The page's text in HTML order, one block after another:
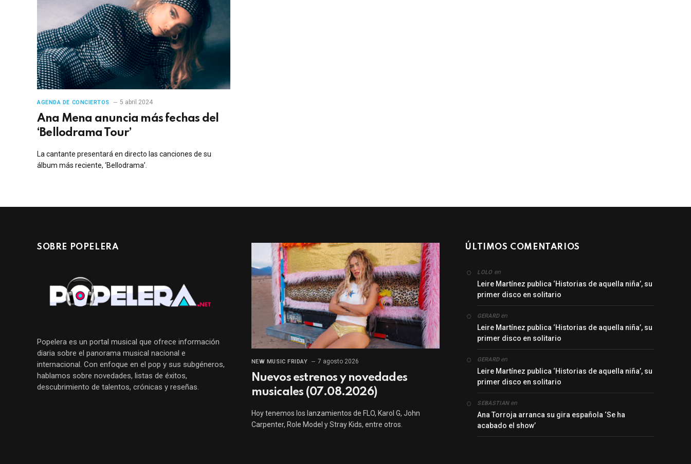
AGENDA DE CONCIERTOS 5 abril 2024
Ana Mena anuncia más fechas del
‘Bellodrama Tour’
La cantante presentará en directo las canciones de su
álbum más reciente, ‘Bellodrama’.
SOBRE POPELERA
Popelera es un portal musical que ofrece información
diaria sobre el panorama musical nacional e
internacional. Con enfoque en el pop y sus subgéneros,
hablamos sobre novedades, listas de éxitos,
descubrimiento de talentos, crónicas y reseñas.
NEW MUSIC FRIDAY 7 agosto 2026
Nuevos estrenos y novedades
musicales (07.08.2026)
Hoy tenemos los lanzamientos de FLO, Karol G, John
Carpenter, Role Model y Stray Kids, entre otros.
ÚLTIMOS COMENTARIOS
LOLO en
Leire Martínez publica ‘Historias de aquella niña’, su
primer disco en solitario
GERARDen
Leire Martínez publica ‘Historias de aquella niña’, su
primer disco en solitario
GERARDen
Leire Martínez publica ‘Historias de aquella niña’, su
primer disco en solitario
SEBASTIANen
Ana Torroja arranca su gira española ‘Se ha
acabado el show’